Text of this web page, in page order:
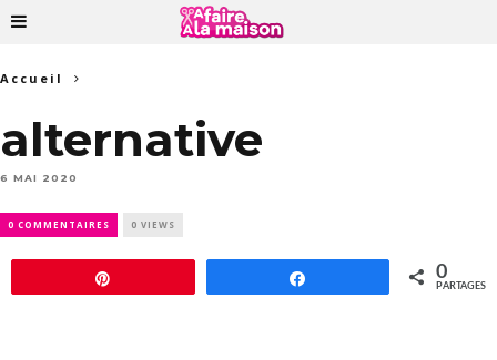
Accueil
alternative
6 MAI 2020
0 COMMENTAIRES 0 VIEWS
0
PARTAGES